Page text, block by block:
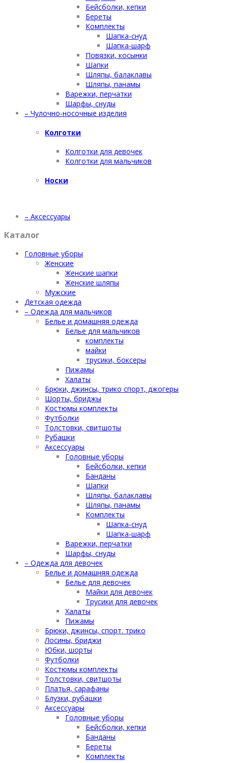
Бейсболки, кепки
Береты
Комплекты
Шапка-снуд
Шапка-шарф
Повязки, косынки
Шапки
Шляпы, балаклавы
Шляпы, панамы
Варежки, перчатки
Шарфы, снуды
– Чулочно-носочные изделия
Колготки
Колготки для девочек
Колготки для мальчиков
Носки
– Аксессуары
Каталог
Головные уборы
Женские
Женские шапки
Женские шляпы
Мужские
Детская одежда
– Одежда для мальчиков
Белье и домашняя одежда
Белье для мальчиков
комплекты
майки
трусики, боксеры
Пижамы
Халаты
Брюки, джинсы, трико спорт, джогеры
Шорты, бриджы
Костюмы комплекты
Футболки
Толстовки, свитшоты
Рубашки
Аксессуары
Головные уборы
Бейсболки, кепки
Банданы
Шапки
Шляпы, балаклавы
Шляпы, панамы
Комплекты
Шапка-снуд
Шапка-шарф
Варежки, перчатки
Шарфы, снуды
– Одежда для девочек
Белье и домашняя одежда
Белье для девочек
Майки для девочек
Трусики для девочек
Халаты
Пижамы
Брюки, джинсы, спорт. трико
Лосины, бриджи
Юбки, шорты
Футболки
Костюмы комплекты
Толстовки, свитшоты
Платья, сарафаны
Блузки, рубашки
Аксессуары
Головные уборы
Бейсболки, кепки
Банданы
Береты
Комплекты